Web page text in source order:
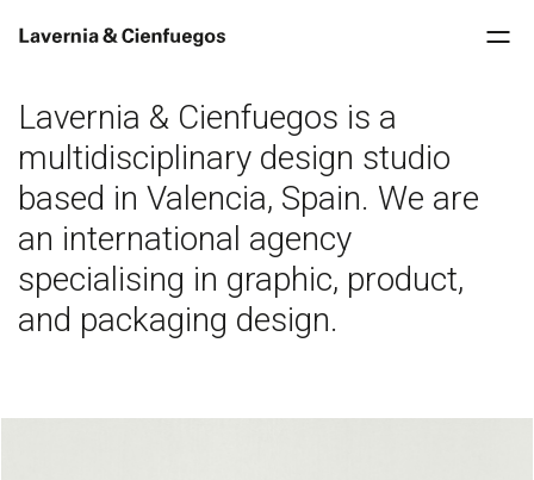
Lavernia & Cienfuegos is a
multidisciplinary design studio
based in Valencia, Spain. We are
an international agency
specialising in graphic, product,
and packaging design.